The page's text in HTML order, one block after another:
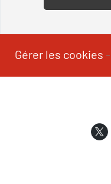
Gérer les cookies -